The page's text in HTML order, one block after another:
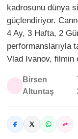
kadrosunu dünya
güçlendiriyor.
4 Ay, 3 Hafta, 2
performanslarıyla
Vlad Ivanov, filmin
Birsen
Altuntaş